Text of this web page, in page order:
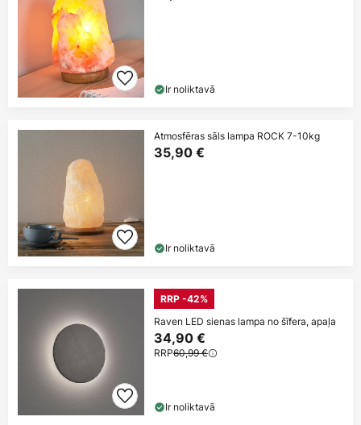
Ir noliktavā
Atmosfēras sāls lampa ROCK 7-10kg
35,90 €
Ir noliktavā
RRP -42%
Raven LED sienas lampa no šīfera, apaļa
34,90 €
RRP60,99 €
Ir noliktavā